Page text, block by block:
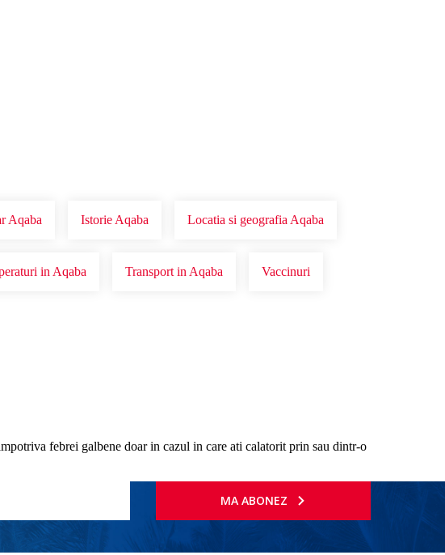
Aqaba Istorie Aqaba Locatia si geografia Aqaba
in Aqaba Transport in Aqaba Vaccinuri
febrei galbene doar in cazul in care ati calatorit prin sau dintr-o
MA ABONEZ